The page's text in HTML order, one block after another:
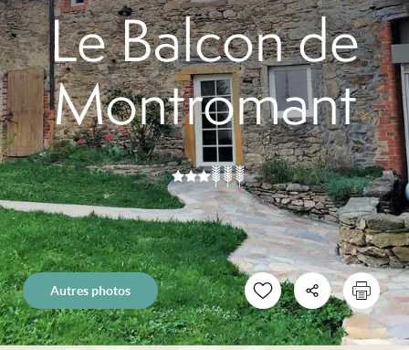
Le Balcon de
Montromant
Autres photos